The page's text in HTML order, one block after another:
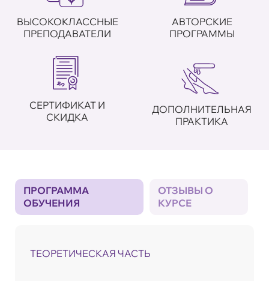
ВЫСОКОКЛАССНЫЕ
ПРЕПОДАВАТЕЛИ
АВТОРСКИЕ
ПРОГРАММЫ
СЕРТИФИКАТ И
СКИДКА
ДОПОЛНИТЕЛЬНАЯ
ПРАКТИКА
ПРОГРАММА
ОБУЧЕНИЯ
ОТЗЫВЫ О
КУРСЕ
ТЕОРЕТИЧЕСКАЯ ЧАСТЬ